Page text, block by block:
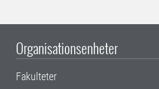
Organisationsenheter
Fakulteter